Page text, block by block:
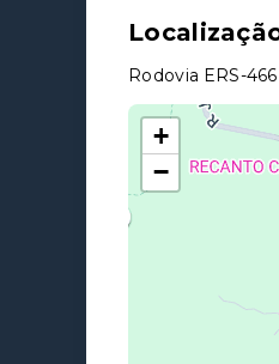
Rodovia ERS-
+
−